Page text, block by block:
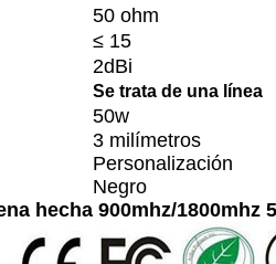
50 ohm
≤ 15
2dBi
Se trata de una línea
50w
3 milímetros
Personalización
Negro
hecha 900mhz/